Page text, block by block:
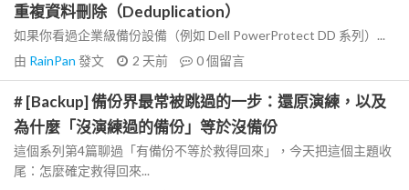
重複資料刪除（Deduplication）
如果你看過企業級備份設備（例如 Dell PowerProtect DD 系列）...
由 RainPan 發文 2 天前 0個留言
# [Backup] 備份界最常被跳過的一步：還原演練，以及
為什麼「沒演練過的備份」等於沒備份
這個系列第4篇聊過「有備份不等於救得回來」，今天把這個主題收
尾：怎麼確定救得回來...